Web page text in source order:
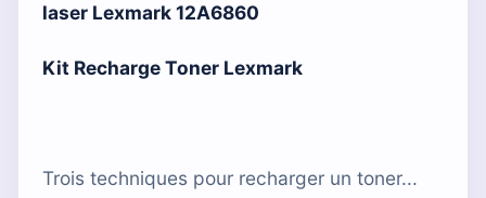
laser Lexmark 12A6860
Kit Recharge Toner Lexmark
Trois techniques pour recharger un toner...